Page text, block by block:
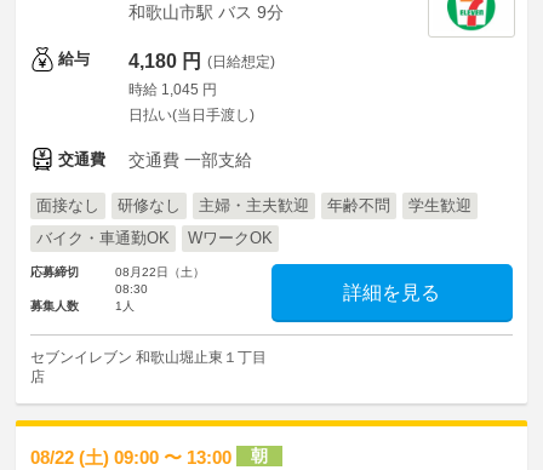
和歌山市駅 バス 9分
給与 4,180 円 (日給想定)
時給 1,045 円
日払い(当日手渡し)
交通費 交通費 一部支給
面接なし 研修なし 主婦・主夫歓迎 年齢不問
学生歓迎
バイク・車通勤OK
WワークOK
応募締切
08月22日（土）
08:30
募集人数
1人
詳細を見る
セブンイレブン 和歌山堀止東１丁目
店
08/22 (土) 09:00 〜 13:00 朝